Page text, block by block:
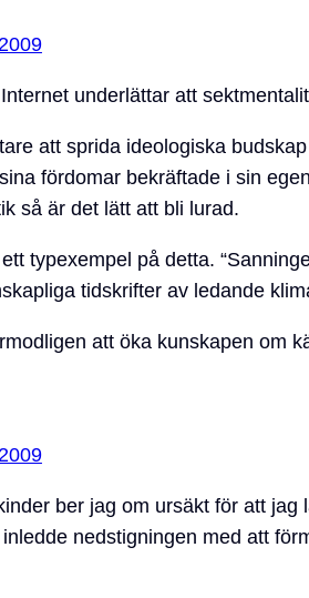
underlättar att
att sprida ideologiska
fördomar bekräftade i sin
så är det lätt att bli lurad.
typexempel på detta.
tidskrifter av ledande
att öka kunskapen om
ber jag om ursäkt för att
nedstigningen med att